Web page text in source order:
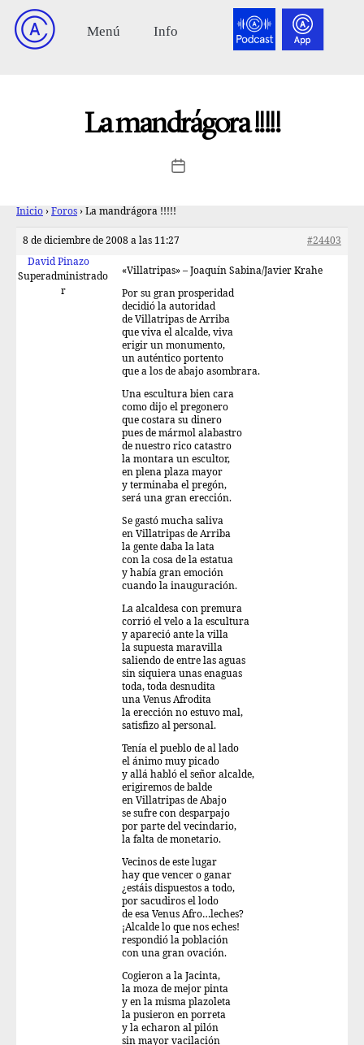
La mandrágora !!!!!
Inicio › Foros › La mandrágora !!!!!
8 de diciembre de 2008 a las 11:27
#24403
David Pinazo
Superadministrado
r
«Villatripas» – Joaquín Sabina/Javier Krahe
Por su gran prosperidad
decidió la autoridad
de Villatripas de Arriba
que viva el alcalde, viva
erigir un monumento,
un auténtico portento
que a los de abajo asombrara.
Una escultura bien cara
como dijo el pregonero
que costara su dinero
pues de mármol alabastro
de nuestro rico catastro
la montara un escultor,
en plena plaza mayor
y terminaba el pregón,
será una gran erección.
Se gastó mucha saliva
en Villatripas de Arriba
la gente daba la lata
con la cosa de la estatua
y había gran emoción
cuando la inauguración.
La alcaldesa con premura
corrió el velo a la escultura
y apareció ante la villa
la supuesta maravilla
saliendo de entre las aguas
sin siquiera unas enaguas
toda, toda desnudita
una Venus Afrodita
la erección no estuvo mal,
satisfizo al personal.
Tenía el pueblo de al lado
el ánimo muy picado
y allá habló el señor alcalde,
erigiremos de balde
en Villatripas de Abajo
se sufre con desparpajo
por parte del vecindario,
la falta de monetario.
Vecinos de este lugar
hay que vencer o ganar
¿estáis dispuestos a todo,
por sacudiros el lodo
de esa Venus Afro…leches?
¡Alcalde lo que nos eches!
respondió la población
con una gran ovación.
Cogieron a la Jacinta,
la moza de mejor pinta
y en la misma plazoleta
la pusieron en porreta
y la echaron al pilón
sin mayor vacilación